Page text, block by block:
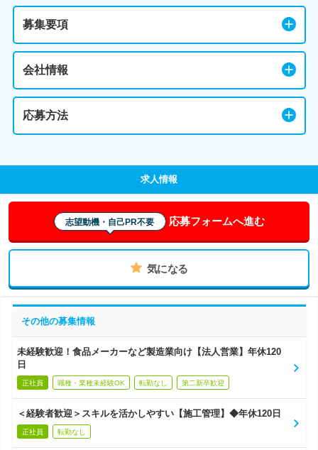
募集要項
会社情報
応募方法
求人情報
志望動機・自己PR不要 応募フォームへ進む
気になる
その他の募集情報
未経験歓迎！食品メーカーなど製造業向け【法人営業】年休120
日
正社員 職種・業種未経験OK 転勤なし 第二新卒歓迎
＜経験者歓迎＞スキルを活かしやすい【施工管理】◆年休120日
正社員 転勤なし